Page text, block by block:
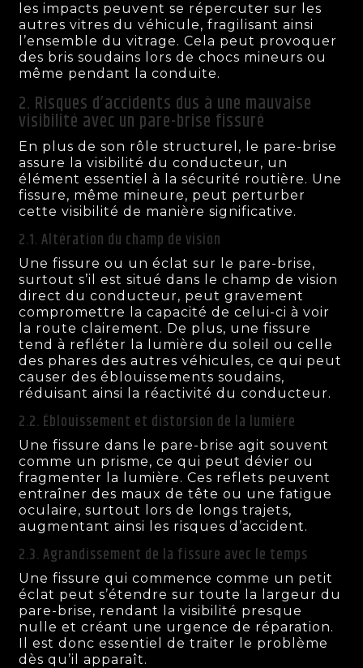
les impacts peuvent se répercuter sur les
autres vitres du véhicule, fragilisant ainsi
l’ensemble du vitrage. Cela peut provoquer
des bris soudains lors de chocs mineurs ou
même pendant la conduite.
2. Risques d’accidents dus à une mauvaise
visibilité avec un pare-brise fissuré
En plus de son rôle structurel, le pare-brise
assure la visibilité du conducteur, un
élément essentiel à la sécurité routière. Une
fissure, même mineure, peut perturber
cette visibilité de manière significative.
2.1. Altération du champ de vision
Une fissure ou un éclat sur le pare-brise,
surtout s’il est situé dans le champ de vision
direct du conducteur, peut gravement
compromettre la capacité de celui-ci à voir
la route clairement. De plus, une fissure
tend à refléter la lumière du soleil ou celle
des phares des autres véhicules, ce qui peut
causer des éblouissements soudains,
réduisant ainsi la réactivité du conducteur.
2.2. Éblouissement et distorsion de la lumière
Une fissure dans le pare-brise agit souvent
comme un prisme, ce qui peut dévier ou
fragmenter la lumière. Ces reflets peuvent
entraîner des maux de tête ou une fatigue
oculaire, surtout lors de longs trajets,
augmentant ainsi les risques d’accident.
2.3. Agrandissement de la fissure avec le temps
Une fissure qui commence comme un petit
éclat peut s’étendre sur toute la largeur du
pare-brise, rendant la visibilité presque
nulle et créant une urgence de réparation.
Il est donc essentiel de traiter le problème
dès qu’il apparaît.